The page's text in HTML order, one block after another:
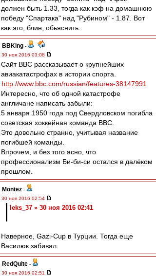
должен быть 1.33, тогда как кэф на домашнюю
победу "Спартака" над "Рубином" - 1.87. Вот
как это, блин, обьяснить..
BBKing -
30 ноя 2016 03:08
Сайт BBC рассказывает о крупнейших
авиакатастрофах в истории спорта.
http://www.bbc.com/russian/features-38147991
Интересно, что об одной катастрофе
англичане написать забыли:
5 января 1950 года под Свердловском погибла
советская хоккейная команда ВВС.
Это довольно странно, учитывая название
погибшей команды.
Впрочем, и без того ясно, что
профессионализм Би-би-си остался в далёком
прошлом.
Montez -
30 ноя 2016 02:54
leks_37 » 30 ноя 2016 02:41
Наверное, Gazi-Cup в Турции. Тогда еще
Василюк забивал.
RedQuite -
30 ноя 2016 02:51